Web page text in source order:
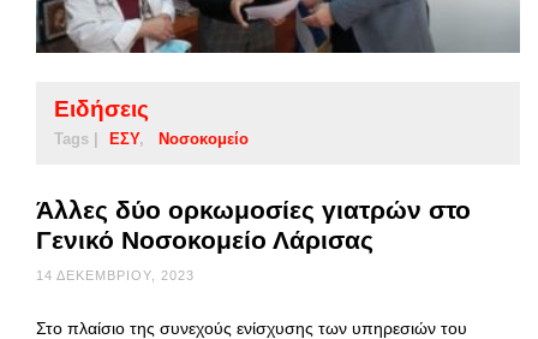
Ειδήσεις
Tags | ΕΣΥ Νοσοκομείο
Άλλες δύο ορκωμοσίες γιατρών στο
Γενικό Νοσοκομείο Λάρισας
14 ΔΕΚΕΜΒΡΊΟΥ, 2023
Στο πλαίσιο της συνεχούς ενίσχυσης των υπηρεσιών του